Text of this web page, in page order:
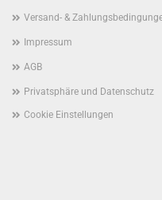
Versand- &
Impressum
AGB
Privatsphäre und Datenschutz
Cookie Einstellungen